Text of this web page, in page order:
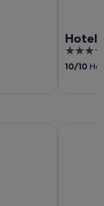
Hotel
5
out
10/10